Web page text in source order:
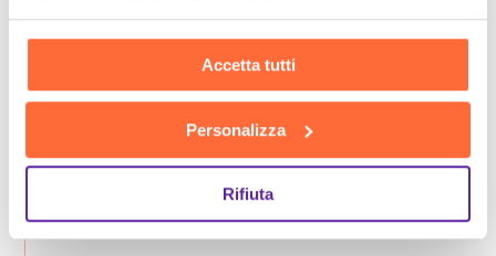
Accetta tutti
Personalizza
Rifiuta